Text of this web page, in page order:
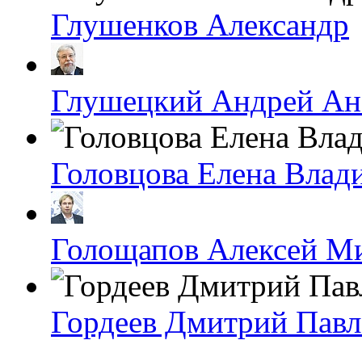
Глушенков Александр
Глушецкий Андрей
Головцова Елена
Голощапов Алексей
Гордеев Дмитрий